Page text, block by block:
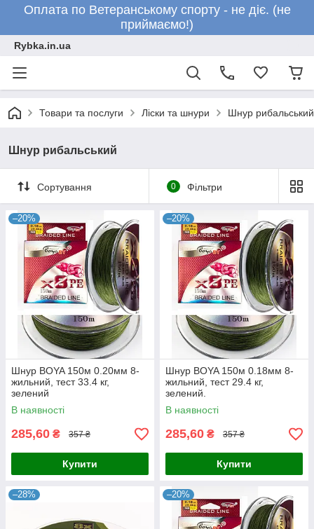
Оплата по Ветеранському спорту - не діє. (не
приймаємо!)
Rybka.in.ua
Товари та послуги Ліски та шнури Шнур рибальський
Шнур рибальський
Сортування 0 Фільтри
–20%
Шнур BOYA 150м 0.20мм 8-
жильний, тест 33.4 кг,
зелений
В наявності
285,60 ₴ 357 ₴
Купити
–20%
Шнур BOYA 150м 0.18мм 8-
жильний, тест 29.4 кг,
зелений.
В наявності
285,60 ₴ 357 ₴
Купити
–28% –20%